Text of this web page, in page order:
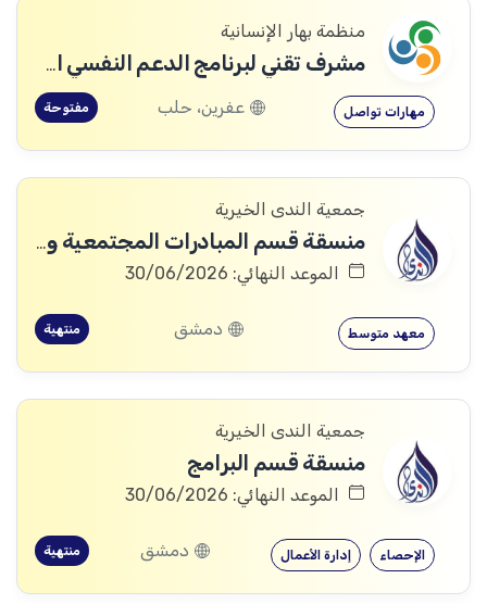
منظمة بهار الإنسانية
مشرف تقني لبرنامج الدعم النفسي الاجتماعي
مهارات تواصل عفرين، حلب مفتوحة
جمعية الندى الخيرية
منسقة قسم المبادرات المجتمعية والشبابية
الموعد النهائي: 30/06/2026
معهد متوسط دمشق منتهية
جمعية الندى الخيرية
منسقة قسم البرامج
الموعد النهائي: 30/06/2026
إدارة الأعمال الإحصاء دمشق منتهية